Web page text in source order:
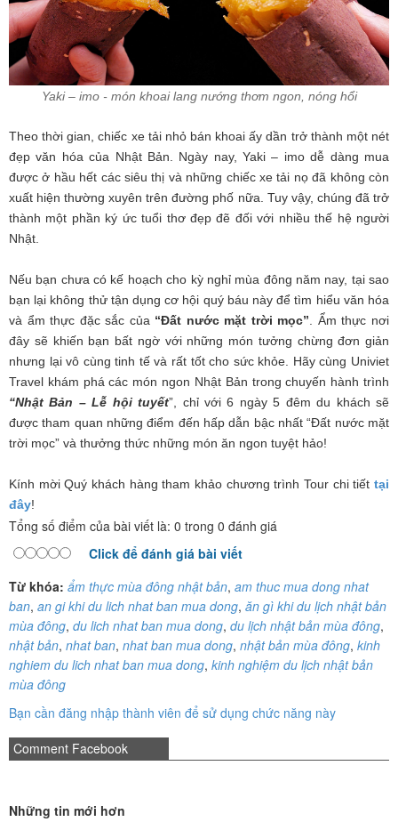
Yaki – imo - món khoai lang nướng thơm ngon, nóng hổi
Theo thời gian, chiếc xe tải nhỏ bán khoai ấy dần trở thành một nét
đẹp văn hóa của Nhật Bản. Ngày nay, Yaki – imo dễ dàng mua
được ở hầu hết các siêu thị và những chiếc xe tải nọ đã không còn
xuất hiện thường xuyên trên đường phố nữa. Tuy vậy, chúng đã trở
thành một phần ký ức tuổi thơ đẹp đẽ đối với nhiều thế hệ người
Nhật.
Nếu bạn chưa có kế hoạch cho kỳ nghỉ mùa đông năm nay, tại sao
bạn lại không thử tận dụng cơ hội quý báu này để tìm hiểu văn hóa
và ẩm thực đặc sắc của “Đất nước mặt trời mọc” . Ẩm thực nơi
đây sẽ khiến bạn bất ngờ với những món tưởng chừng đơn giản
nhưng lại vô cùng tinh tế và rất tốt cho sức khỏe. Hãy cùng Univiet
Travel khám phá các món ngon Nhật Bản trong chuyến hành trình
“Nhật Bản – Lễ hội tuyết”, chỉ với 6 ngày 5 đêm du khách sẽ
được tham quan những điểm đến hấp dẫn bậc nhất “Đất nước mặt
trời mọc” và thưởng thức những món ăn ngon tuyệt hảo!
Kính mời Quý khách hàng tham khảo chương trình Tour chi tiết tại
đây!
Tổng số điểm của bài viết là: 0 trong 0 đánh giá
Click để đánh giá bài viết
Từ khóa: ẩm thực mùa đông nhật bản, am thuc mua dong nhat
ban, an gi khi du lich nhat ban mua dong, ăn gì khi du lịch nhật bản
mùa đông, du lich nhat ban mua dong, du lịch nhật bản mùa đông,
nhật bản, nhat ban, nhat ban mua dong, nhật bản mùa đông, kinh
nghiem du lich nhat ban mua dong, kinh nghiệm du lịch nhật bản
mùa đông
Bạn cần đăng nhập thành viên để sử dụng chức năng này
Comment Facebook
Những tin mới hơn